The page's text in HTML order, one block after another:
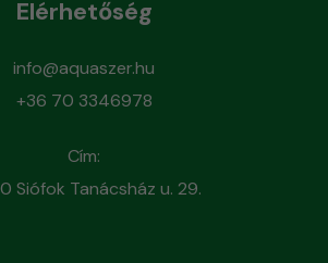
Elérhetőség
info@aquaszer.hu
+36 70 3346978
Cím:
Siófok Tanácsház u. 29.